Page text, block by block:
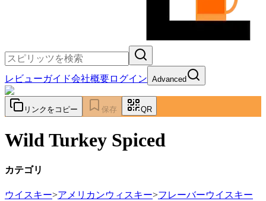
レビューガイド会社概要ログイン Advanced
リンクをコピー 保存 QR
Wild Turkey Spiced
カテゴリ
ウイスキー>アメリカンウィスキー>フレーバーウイスキー